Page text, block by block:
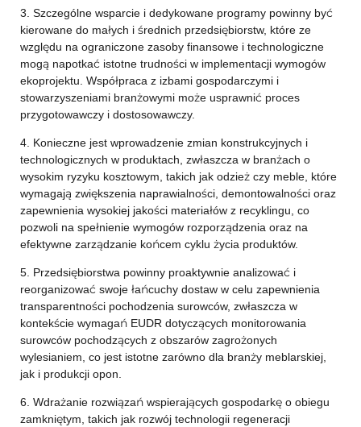
3. Szczególne wsparcie i dedykowane programy powinny być
kierowane do małych i średnich przedsiębiorstw, które ze
względu na ograniczone zasoby finansowe i technologiczne
mogą napotkać istotne trudności w implementacji wymogów
ekoprojektu. Współpraca z izbami gospodarczymi i
stowarzyszeniami branżowymi może usprawnić proces
przygotowawczy i dostosowawczy.
4. Konieczne jest wprowadzenie zmian konstrukcyjnych i
technologicznych w produktach, zwłaszcza w branżach o
wysokim ryzyku kosztowym, takich jak odzież czy meble, które
wymagają zwiększenia naprawialności, demontowalności oraz
zapewnienia wysokiej jakości materiałów z recyklingu, co
pozwoli na spełnienie wymogów rozporządzenia oraz na
efektywne zarządzanie końcem cyklu życia produktów.
5. Przedsiębiorstwa powinny proaktywnie analizować i
reorganizować swoje łańcuchy dostaw w celu zapewnienia
transparentności pochodzenia surowców, zwłaszcza w
kontekście wymagań EUDR dotyczących monitorowania
surowców pochodzących z obszarów zagrożonych
wylesianiem, co jest istotne zarówno dla branży meblarskiej,
jak i produkcji opon.
6. Wdrażanie rozwiązań wspierających gospodarkę o obiegu
zamkniętym, takich jak rozwój technologii regeneracji